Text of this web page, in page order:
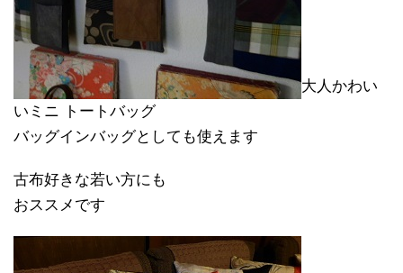
大人かわい
いミニ トートバッグ
バッグインバッグとしても使えます
古布好きな若い方にも
おススメです